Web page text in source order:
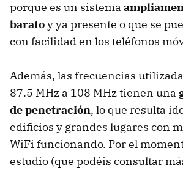
porque es un sistema
baratoy ya presente o que se
con facilidad en los teléfonos
Además, las frecuencias
87.5 MHz a 108 MHz tienen una
de penetración, lo que resulta
edificios y grandes lugares con
WiFi funcionando. Por el
estudio (que podéis consultar